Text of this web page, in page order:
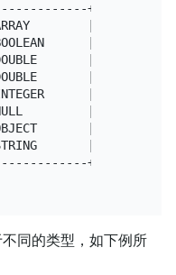
+
|
|
|
|
|
|
|
|
+
同的类型，如下例所